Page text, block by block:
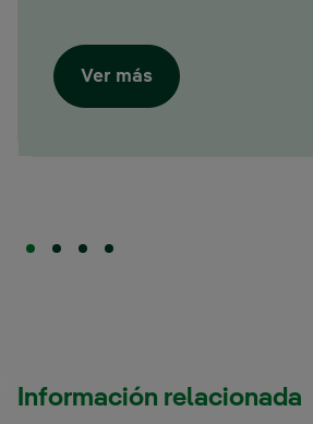
Ver más
Información relacionada